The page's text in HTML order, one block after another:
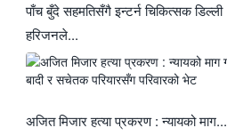
पाँच बुँदे सहमतिसँगै इन्टर्न चिकित्सक डिल्ली
हरिजनले...
अजित मिजार हत्या प्रकरण : न्यायको माग...